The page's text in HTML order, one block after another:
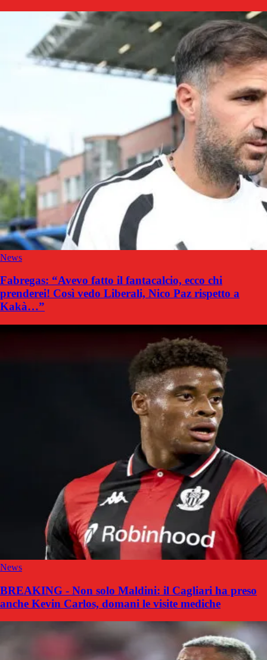
News
Fabregas: “Avevo fatto il fantacalcio, ecco chi
prenderei! Così vedo Liberali, Nico Paz rispetto a
Kakà…”
News
BREAKING - Non solo Maldini: il Cagliari ha preso
anche Kevin Carlos, domani le visite mediche